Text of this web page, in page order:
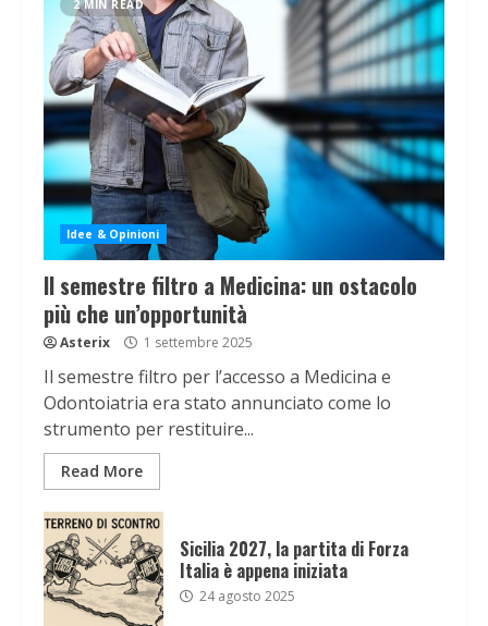
2 MIN READ
Idee & Opinioni
Il semestre filtro a Medicina: un ostacolo
più che un’opportunità
Asterix 1 settembre 2025
Il semestre filtro per l’accesso a Medicina e
Odontoiatria era stato annunciato come lo
strumento per restituire...
Read More
Sicilia 2027, la partita di Forza
Italia è appena iniziata
24 agosto 2025